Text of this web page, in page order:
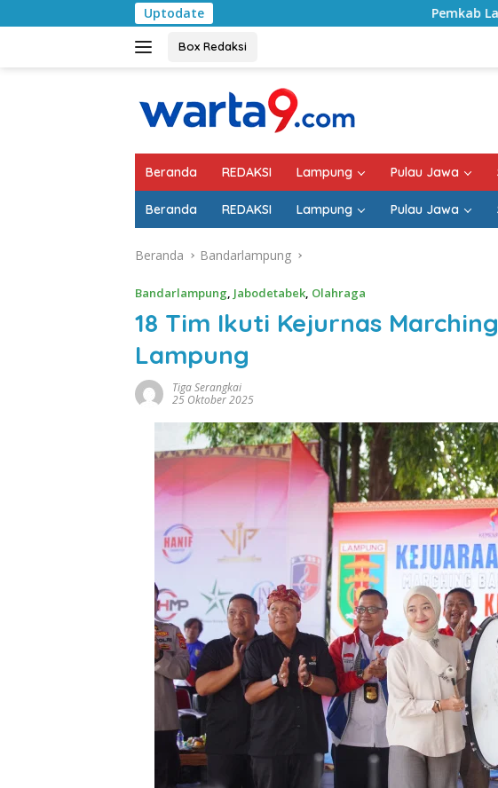
ke
Uptodate Pemkab Lampung Selatan Mulai
Box Redaksi
Beranda REDAKSI Lampung Pulau Jawa
Beranda REDAKSI Lampung Pulau Jawa
Beranda Bandarlampung
Bandarlampung, Jabodetabek, Olahraga
18 Tim Ikuti Kejurnas
Lampung
Tiga Serangkai
25 Oktober 2025